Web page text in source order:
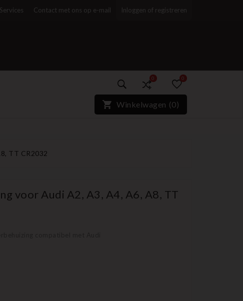
Contact met ons op e-mail Inloggen of registreren
0
)*}
0
Winkelwagen (0)
TT CR2032
voor Audi A2, A3, A4, A6, A8, TT